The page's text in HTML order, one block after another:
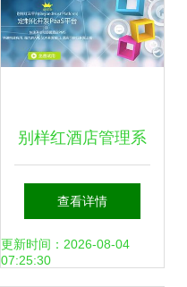
别样红酒店管理系
统软件 四大优势助
力酒店提升运营效
查看详情
更新时间：2026-08-04
07:25:30